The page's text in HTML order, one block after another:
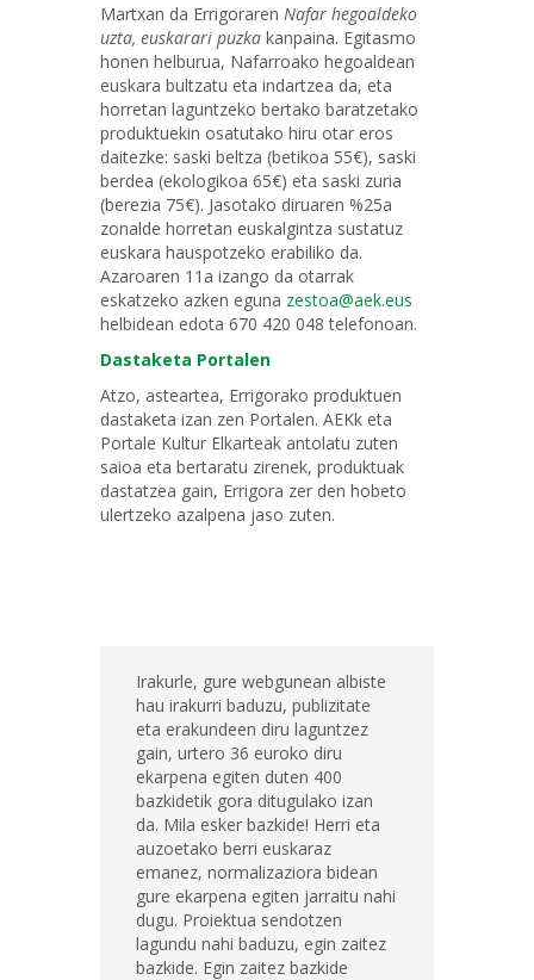
Martxan da Errigoraren Nafar hegoaldeko
uzta, euskarari puzka kanpaina. Egitasmo
honen helburua, Nafarroako hegoaldean
euskara bultzatu eta indartzea da, eta
horretan laguntzeko bertako baratzetako
produktuekin osatutako hiru otar eros
daitezke: saski beltza (betikoa 55€), saski
berdea (ekologikoa 65€) eta saski zuria
(berezia 75€). Jasotako diruaren %25a
zonalde horretan euskalgintza sustatuz
euskara hauspotzeko erabiliko da.
Azaroaren 11a izango da otarrak
eskatzeko azken eguna zestoa@aek.eus
helbidean edota 670 420 048 telefonoan.
Dastaketa Portalen
Atzo, asteartea, Errigorako produktuen
dastaketa izan zen Portalen. AEKk eta
Portale Kultur Elkarteak antolatu zuten
saioa eta bertaratu zirenek, produktuak
dastatzea gain, Errigora zer den hobeto
ulertzeko azalpena jaso zuten.
Irakurle, gure webgunean albiste
hau irakurri baduzu, publizitate
eta erakundeen diru laguntzez
gain, urtero 36 euroko diru
ekarpena egiten duten 400
bazkidetik gora ditugulako izan
da. Mila esker bazkide! Herri eta
auzoetako berri euskaraz
emanez, normalizaziora bidean
gure ekarpena egiten jarraitu nahi
dugu. Proiektua sendotzen
lagundu nahi baduzu, egin zaitez
bazkide. Egin zaitez bazkide